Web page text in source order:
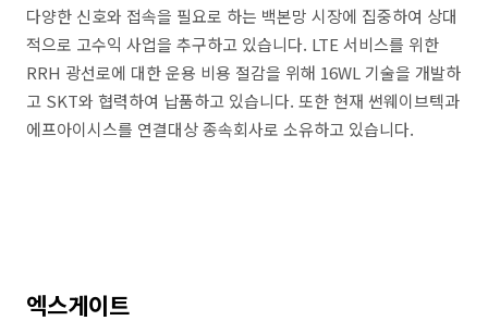
다양한 신호와 접속을 필요로 하는 백본망 시장에 집중하여 상대
적으로 고수익 사업을 추구하고 있습니다. LTE 서비스를 위한
RRH 광선로에 대한 운용 비용 절감을 위해 16WL 기술을 개발하
고 SKT와 협력하여 납품하고 있습니다. 또한 현재 썬웨이브텍과
에프아이시스를 연결대상 종속회사로 소유하고 있습니다.
엑스게이트